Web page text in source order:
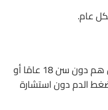
عام.
: لا يُنصح باستخدامه لمن هم دون سن 18 عامًا أو
ضغط الدم دون استشارة